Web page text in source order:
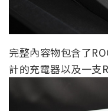
完整內容物包含了
計的充電器以及一支